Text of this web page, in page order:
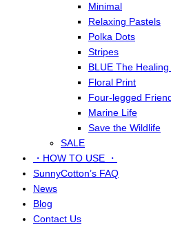
Minimal
Relaxing Pastels
Polka Dots
Stripes
BLUE The
Floral Print
Four-legged
Marine Life
Save the Wildlife
SALE
・HOW TO USE ・
SunnyCotton’s FAQ
News
Blog
Contact Us